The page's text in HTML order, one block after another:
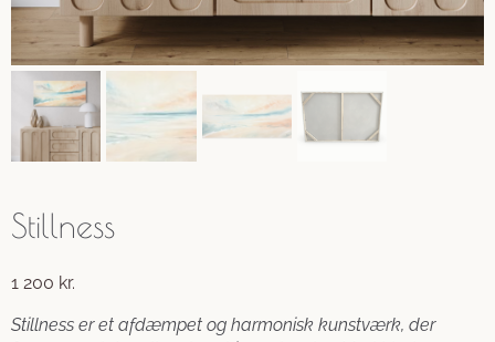
Stillness
1 200 kr.
Stillness er et afdæmpet og harmonisk kunstværk, der